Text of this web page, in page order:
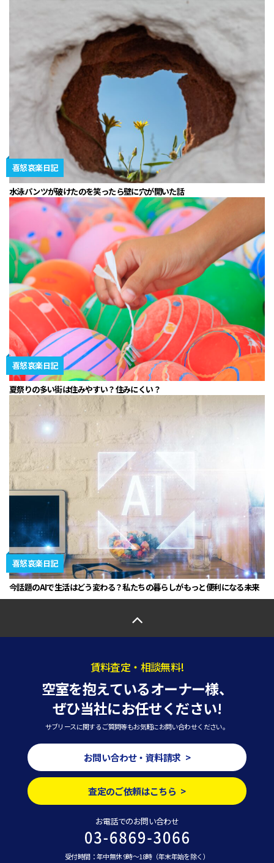
喜怒哀楽日記
水泳パンツが破けたのを笑ったら壁に穴が開いた話
喜怒哀楽日記
夏祭りの多い街は住みやすい？住みにくい？
喜怒哀楽日記
今話題のAIで生活はどう変わる？私たちの暮らしがもっと便利になる未来
賃料査定・相談無料!
空室を抱えているオーナー様、
ぜひ当社にお任せください!
サブリースに関するご質問等もお気軽にお問い合わせください。
お問い合わせ・資料請求 >
査定のご依頼はこちら >
お電話でのお問い合わせ
受付時間：年中無休 9時～18時（年末年始を除く）